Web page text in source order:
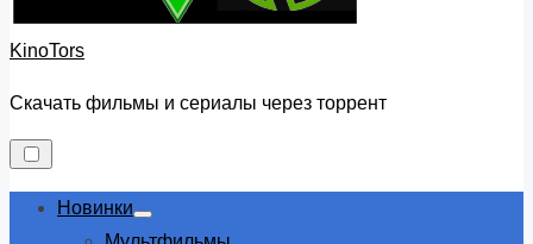
KinoTors
Скачать фильмы и сериалы через торрент
Новинки
Show
sub